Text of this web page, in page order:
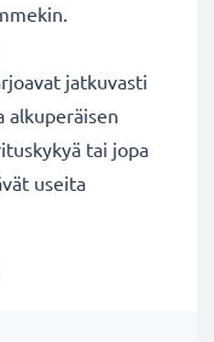
jatkuvasti
alkuperäisen
tai jopa
useita